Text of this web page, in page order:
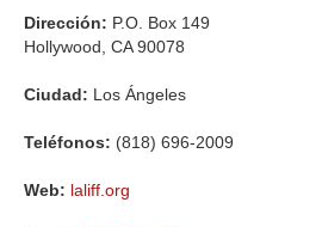
Dirección: P.O. Box 149
Hollywood, CA 90078
Ciudad: Los Ángeles
Teléfonos: (818) 696-2009
Web: laliff.org